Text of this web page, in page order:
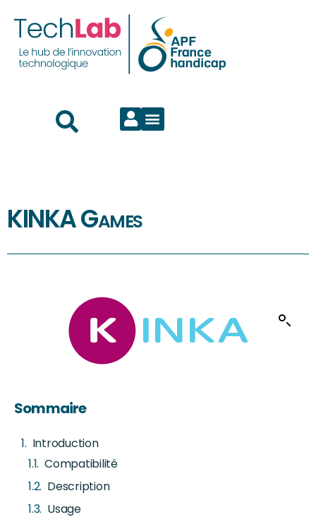
KINKA Games
Sommaire
Introduction
Compatibilité
Description
Usage